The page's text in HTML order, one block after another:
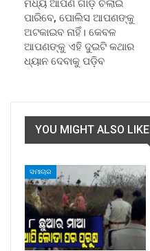
ମଧ୍ୟ ଆପଣ ଗାଡ଼ି ଚଲାଇ
ପାରିବେ, ପୋଲିସ ଆପଣଙ୍କୁ
ଅଟକାଇବ ନାହିଁ। କେବଳ
ଆପଣଙ୍କୁ ଏହି ଦୁଇଟି କଥାର
ଧ୍ୟାନ ଦେବାକୁ ପଡ଼ିବ
YOU MIGHT ALSO LIKE
ସମାଚାର